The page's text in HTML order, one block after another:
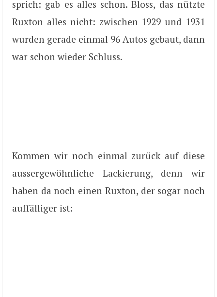
sprich: gab es alles schon. Bloss, das nützte
Ruxton alles nicht: zwischen 1929 und 1931
wurden gerade einmal 96 Autos gebaut, dann
war schon wieder Schluss.
Kommen wir noch einmal zurück auf diese
aussergewöhnliche Lackierung, denn wir
haben da noch einen Ruxton, der sogar noch
auffälliger ist: